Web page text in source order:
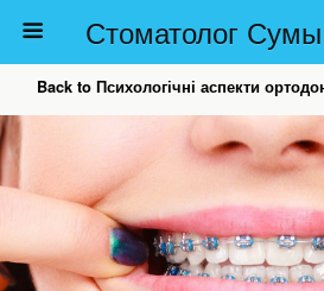
Back to Психологічні аспекти